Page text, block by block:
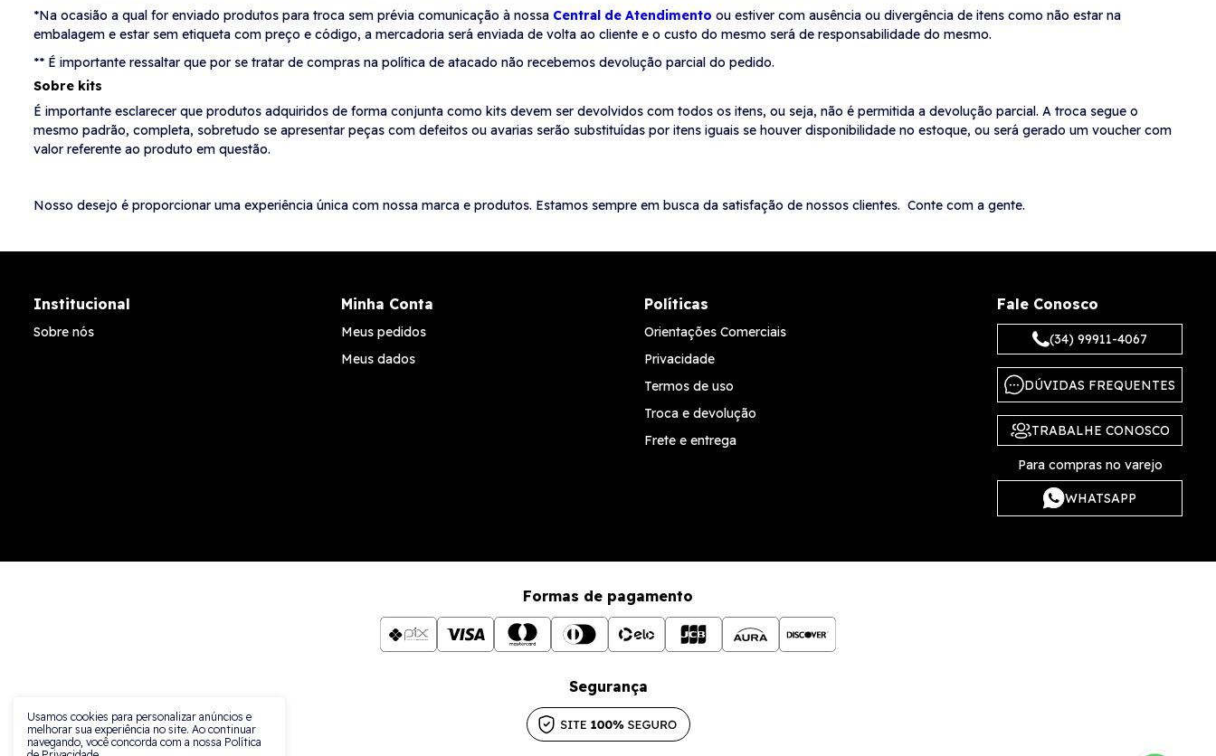
Usamos cookies para personalizar anúncios e
melhorar sua experiência no site. Ao continuar
navegando, você concorda com a nossa Política
*Na ocasião a qual for enviado produtos para troca sem prévia comunicação à nossa Central de Atendimento ou estiver com ausência ou divergência de itens como não estar na
embalagem e estar sem etiqueta com preço e código, a mercadoria será enviada de volta ao cliente e o custo do mesmo será de responsabilidade do mesmo.
** É importante ressaltar que por se tratar de compras na política de atacado não recebemos devolução parcial do pedido.
Sobre kits
É importante esclarecer que produtos adquiridos de forma conjunta como kits devem ser devolvidos com todos os itens, ou seja, não é permitida a devolução parcial. A troca segue o
mesmo padrão, completa, sobretudo se apresentar peças com defeitos ou avarias serão substituídas por itens iguais se houver disponibilidade no estoque, ou será gerado um voucher com
valor referente ao produto em questão.
Nosso desejo é proporcionar uma experiência única com nossa marca e produtos. Estamos sempre em busca da satisfação de nossos clientes. Conte com a gente.
Institucional
Sobre nós
Minha Conta
Meus pedidos
Meus dados
Políticas
Orientações Comerciais
Privacidade
Termos de uso
Troca e devolução
Frete e entrega
Fale Conosco
(34) 99911-4067
DÚVIDAS FREQUENTES
TRABALHE CONOSCO
Para compras no varejo
WHATSAPP
Formas de pagamento
Segurança